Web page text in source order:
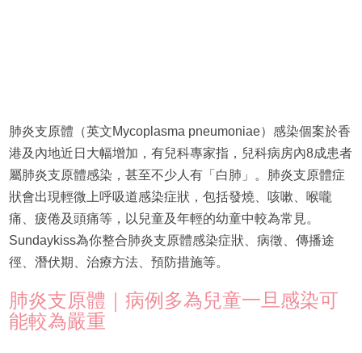
肺炎支原體（英文Mycoplasma pneumoniae）感染個案於香
港及內地近日大幅增加，有兒科專家指，兒科病房內8成患者
屬肺炎支原體感染，甚至不少人有「白肺」。肺炎支原體症
狀會出現輕微上呼吸道感染症狀，包括發燒、咳嗽、喉嚨
痛、疲倦及頭痛等，以兒童及年輕的幼童中較為常見。
Sundaykiss為你整合肺炎支原體感染症狀、病徵、傳播途
徑、潛伏期、治療方法、預防措施等。
肺炎支原體｜病例多為兒童一旦感染可
能較為嚴重